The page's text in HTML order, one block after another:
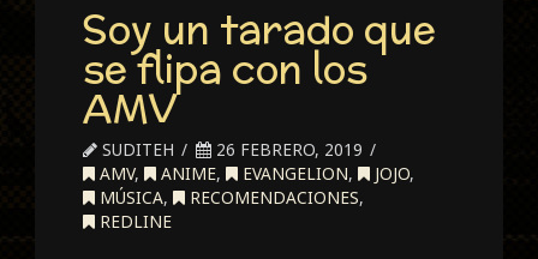
Soy un tarado que
se flipa con los
AMV
SUDITEH
26 FEBRERO, 2019
AMV, ANIME, EVANGELION, JOJO,
MÚSICA, RECOMENDACIONES,
REDLINE